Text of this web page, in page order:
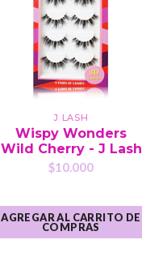
J LASH
Wispy Wonders
Wild Cherry - J Lash
$10.000
AGREGAR AL CARRITO DE
COMPRAS